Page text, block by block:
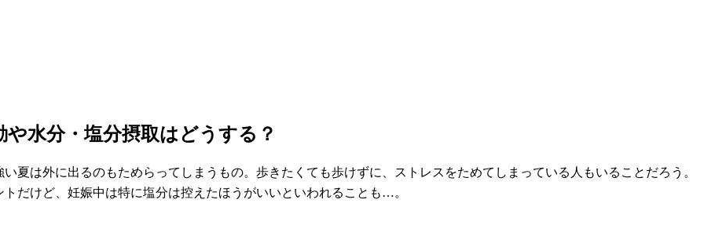
や水分・塩分摂取はどうする？
夏は外に出るのもためらってしまうもの。歩きたくても歩けずに、ストレスをためてしまっている人もいることだろう。
だけど、妊娠中は特に塩分は控えたほうがいいといわれることも…。